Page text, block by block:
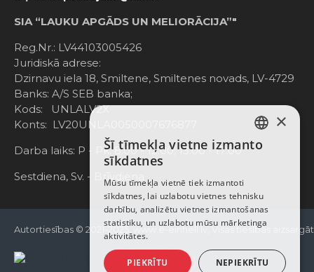
SIA “LAUKU APGĀDS UN MELIORĀCIJA”"
Reg.Nr.: LV44103005426
Juridiskā adrese:
Dzirnavu iela 18, Smiltene, Smiltenes novads, LV-4729
Banks: A/S SEB banka;
Kods: UNLALV2X
Konts: LV20UNLA0050007676877
Darba laiks: P - Pk. 8:00 - 12:00; 13:00 - 17:00
Sestdiena, Sv. - Brīvdiena
Autortiesības © 2021-2025, www.e-einhell.lv, Visas tiesības
LATVIAN
ENGLISH
×
Šī tīmekļa vietne izmanto
sīkdatnes
Mūsu tīmekļa vietnē tiek izmantoti
sīkdatnes, lai uzlabotu vietnes tehnisku
darbību, analizētu vietnes izmantošanas
statistiku, un uzlabotu mūsu mārketinga
aktivitātes.
PIEKRĪTU NEPIEKRĪTU